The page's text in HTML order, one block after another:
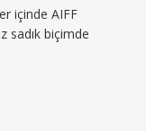
bir
içinde AIFF
sadık biçimde